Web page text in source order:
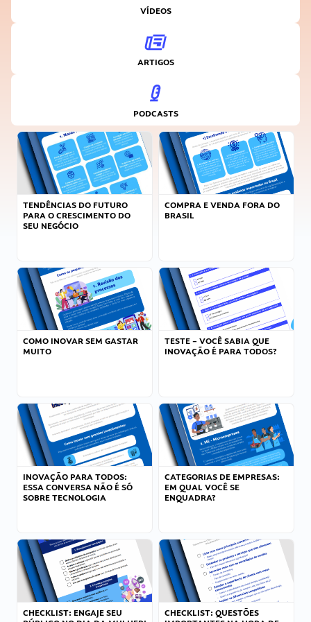
VÍDEOS
ARTIGOS
PODCASTS
TENDÊNCIAS DO FUTURO
PARA O CRESCIMENTO DO
SEU NEGÓCIO
COMPRA E VENDA FORA DO
BRASIL
COMO INOVAR SEM GASTAR
MUITO
TESTE – VOCÊ SABIA QUE
INOVAÇÃO É PARA TODOS?
INOVAÇÃO PARA TODOS:
ESSA CONVERSA NÃO É SÓ
SOBRE TECNOLOGIA
CATEGORIAS DE EMPRESAS:
EM QUAL VOCÊ SE
ENQUADRA?
CHECKLIST: ENGAJE SEU
CHECKLIST: QUESTÕES